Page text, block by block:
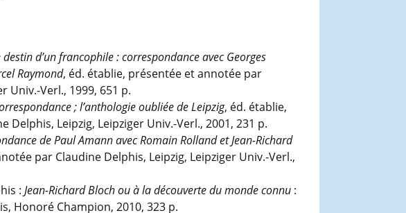
d’un francophile : correspondance avec Georges
Raymond, éd. établie, présentée et annotée par
Univ.-Verl., 1999, 651 p.
; l’anthologie oubliée de Leipzig, éd. établie,
Leipzig, Leipziger Univ.-Verl., 2001, 231 p.
de Paul Amann avec Romain Rolland et Jean-Richard
par Claudine Delphis, Leipzig, Leipziger Univ.-Verl.,
: Jean-Richard Bloch ou à la découverte du monde connu :
Honoré Champion, 2010, 323 p.